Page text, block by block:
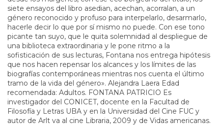
siete ensayos del libro asedian, acechan, acorralan, a un
género reconocido y profuso para interpelarlo, desarmarlo,
hacerle decir lo que por sí mismo no puede. Con ese tono
picante tan suyo, que le quita solemnidad al despliegue de
una biblioteca extraordinaria y le pone ritmo a la
sofisticación de sus lecturas, Fontana nos entrega hipótesis
que nos hacen repensar los alcances y los límites de las
biografías contemporáneas mientras nos cuenta el último
tramo de la vida del género». Alejandra Laera Edad
recomendada: Adultos. FONTANA PATRICIO Es
investigador del CONICET, docente en la Facultad de
Filosofía y Letras UBA y en la Universidad del Cine FUC y
autor de Arlt va al cine Libraria, 2009 y de Vidas americanas.